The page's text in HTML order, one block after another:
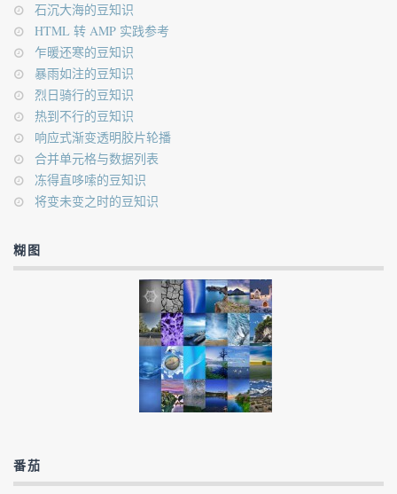
石沉大海的豆知识
HTML 转 AMP 实践参考
乍暖还寒的豆知识
暴雨如注的豆知识
烈日骑行的豆知识
热到不行的豆知识
响应式渐变透明胶片轮播
合并单元格与数据列表
冻得直哆嗦的豆知识
将变未变之时的豆知识
糊图
番茄